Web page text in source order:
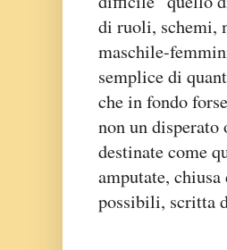
di ruoli, schemi,
maschile-
semplice di
che in fondo
non un disperato
destinate come
amputate,
possibili, scritta